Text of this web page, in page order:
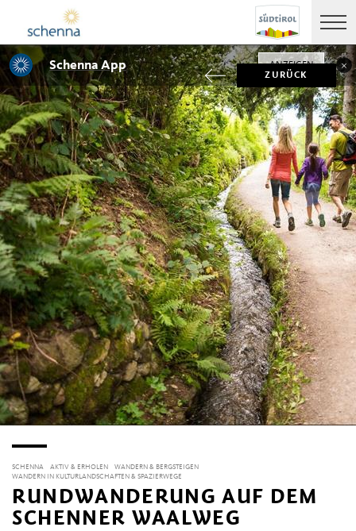
ZURÜCK
SCHENNA AKTIV & ERHOLEN
WANDERN & BERGSTEIGEN
WANDERN IN KULTURLANDSCHAFTEN & SPAZIERWEGE
RUNDWANDERUNG AUF DEM
SCHENNER WAALWEG
Schenna App ANZEIGEN